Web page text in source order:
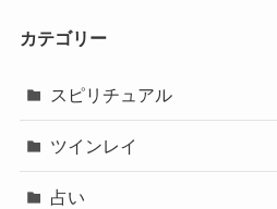
カテゴリー
スピリチュアル
ツインレイ
占い